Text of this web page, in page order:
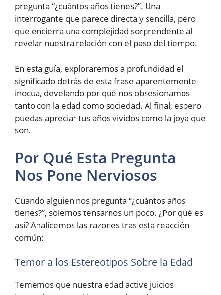
pregunta “¿cuántos años tienes?”. Una
interrogante que parece directa y sencilla, pero
que encierra una complejidad sorprendente al
revelar nuestra relación con el paso del tiempo.
En esta guía, exploraremos a profundidad el
significado detrás de esta frase aparentemente
inocua, develando por qué nos obsesionamos
tanto con la edad como sociedad. Al final, espero
puedas apreciar tus años vividos como la joya que
son.
Por Qué Esta Pregunta
Nos Pone Nerviosos
Cuando alguien nos pregunta “¿cuántos años
tienes?”, solemos tensarnos un poco. ¿Por qué es
así? Analicemos las razones tras esta reacción
común:
Temor a los Estereotipos Sobre la Edad
Tememos que nuestra edad active juicios